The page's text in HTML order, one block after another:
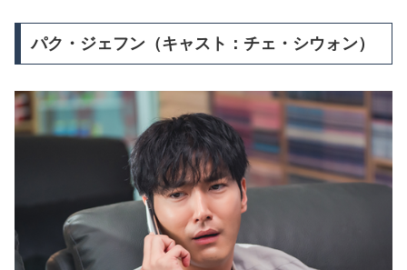
パク・ジェフン（キャスト：チェ・シウォン）